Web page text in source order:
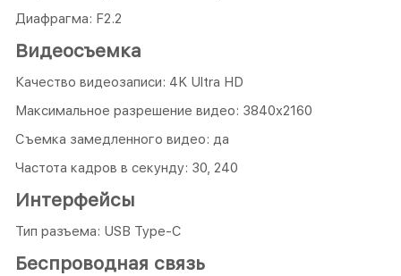
Диафрагма: F2.2
Видеосъемка
Качество видеозаписи: 4K Ultra HD
Максимальное разрешение видео: 3840x2160
Съемка замедленного видео: да
Частота кадров в секунду: 30, 240
Интерфейсы
Тип разъема: USB Type-C
Беспроводная связь